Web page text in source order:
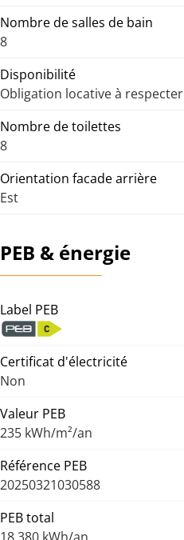
Nombre de salles de bain
8
Disponibilité
Obligation locative à respecter
Nombre de toilettes
8
Orientation facade arrière
Est
PEB & énergie
Label PEB
Certificat d'électricité
Non
Valeur PEB
235 kWh/m²/an
Référence PEB
20250321030588
PEB total